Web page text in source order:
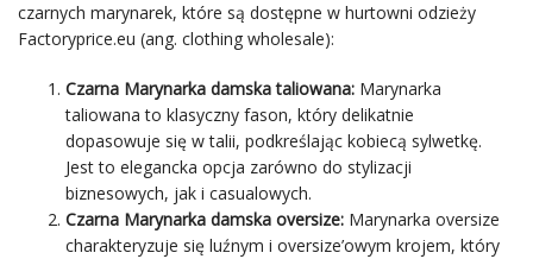
czarnych marynarek, które są dostępne w hurtowni odzieży
Factoryprice.eu (ang. clothing wholesale):
Czarna Marynarka damska taliowana: Marynarka
taliowana to klasyczny fason, który delikatnie
dopasowuje się w talii, podkreślając kobiecą sylwetkę.
Jest to elegancka opcja zarówno do stylizacji
biznesowych, jak i casualowych.
Czarna Marynarka damska oversize: Marynarka oversize
charakteryzuje się luźnym i oversize’owym krojem, który